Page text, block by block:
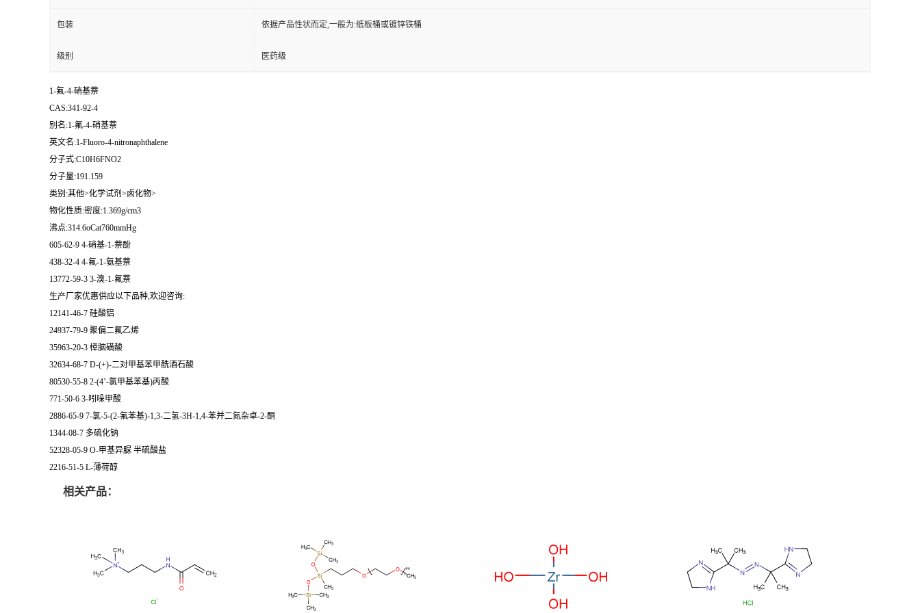
包装 依据产品性状而定,一般为:纸板桶或镀锌铁桶
级别 医药级
1-氟-4-硝基萘
CAS:341-92-4
别名:1-氟-4-硝基萘
英文名:1-Fluoro-4-nitronaphthalene
分子式:C10H6FNO2
分子量:191.159
类别:其他>化学试剂>卤化物>
物化性质:密度:1.369g/cm3
沸点:314.6oCat760mmHg
605-62-9 4-硝基-1-萘酚
438-32-4 4-氟-1-氨基萘
13772-59-3 3-溴-1-氟萘
生产厂家优惠供应以下品种,欢迎咨询:
12141-46-7 硅酸铝
24937-79-9 聚偏二氟乙烯
35963-20-3 樟脑磺酸
32634-68-7 D-(+)-二对甲基苯甲酰酒石酸
80530-55-8 2-(4’-氯甲基苯基)丙酸
771-50-6 3-吲哚甲酸
2886-65-9 7-氯-5-(2-氟苯基)-1,3-二氢-3H-1,4-苯并二氮杂卓-2-酮
1344-08-7 多硫化钠
52328-05-9 O-甲基异脲 半硫酸盐
2216-51-5 L-薄荷醇
相关产品：